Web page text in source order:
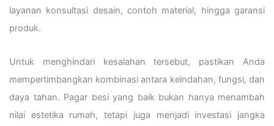
layanan konsultasi desain, contoh material, hingga garansi
produk.
Untuk menghindari kesalahan tersebut, pastikan Anda
mempertimbangkan kombinasi antara keindahan, fungsi, dan
daya tahan. Pagar besi yang baik bukan hanya menambah
nilai estetika rumah, tetapi juga menjadi investasi jangka